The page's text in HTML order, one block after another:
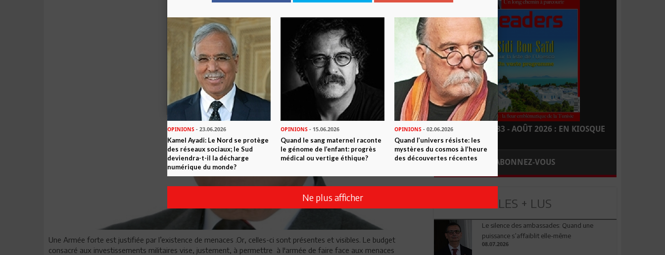
Une Armée forte est justifiée par l’existence de menaces .Or, celles-ci sont présentes et visibles. Le budget
consacré aux investissements militaires vise, justement, à permettre à l'armée de faire face aux menaces
LEADERS N° 183 - AOÛT 2026 : EN KIOSQUE
ABONNEZ-VOUS
LES + LUS
Le silence des ambassades: Quand une
puissance s’affaiblit elle-même
08.07.2026
OPINIONS - 23.06.2026
Kamel Ayadi: Le Nord se protège
des réseaux sociaux; le Sud
deviendra-t-il la décharge
numérique du monde?
OPINIONS - 15.06.2026
Quand le sang maternel raconte
le génome de l’enfant: progrès
médical ou vertige éthique?
OPINIONS- 02.06.2026
Quand l’univers résiste: les
mystères du cosmos à l’heure
des découvertes récentes
Ne plus afficher